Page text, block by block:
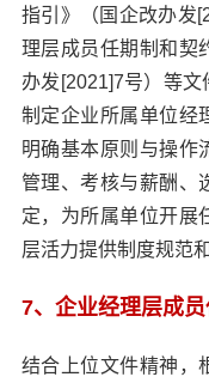
指引》（国企改办发
理层成员任期制和契
办发[2021]7号）等文
制定企业所属单位经
明确基本原则与操作
管理、考核与薪酬、
定，为所属单位开展
层活力提供制度规范
7、企业经理层成
结合上位文件精神，